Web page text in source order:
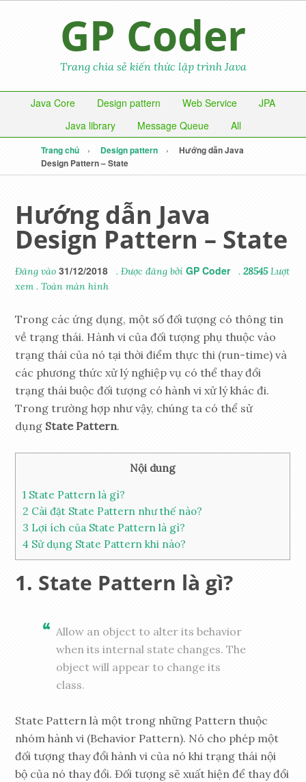
GP Coder
Trang chia sẻ kiến thức lập trình Java
Java Core Design pattern Web Service
JPA
Java library
Message Queue All
Trang chủ Design pattern
Hướng dẫn Java
Design Pattern – State
Hướng dẫn Java
Design Pattern – State
Đăng vào31/12/2018 . Được đăng bởiGP Coder .28545Lượt
xem .Toàn màn hình
Trong các ứng dụng, một số đối tượng có thông tin
về trạng thái. Hành vi của đối tượng phụ thuộc vào
trạng thái của nó tại thời điểm thực thi (run-time) và
các phương thức xử lý nghiệp vụ có thể thay đổi
trạng thái buộc đối tượng có hành vi xử lý khác đi.
Trong trường hợp như vậy, chúng ta có thể sử
dụng State Pattern.
Nội dung
1 State Pattern là gì?
2 Cài đặt State Pattern như thế nào?
3 Lợi ích của State Pattern là gì?
4 Sử dụng State Pattern khi nào?
State Pattern là gì?
Allow an object to alter its behavior
when its internal state changes. The
object will appear to change its
class.
State Pattern là một trong những Pattern thuộc
nhóm hành vi (Behavior Pattern). Nó cho phép một
đối tượng thay đổi hành vi của nó khi trạng thái nội
bộ của nó thay đổi. Đối tượng sẽ xuất hiện để thay đổi